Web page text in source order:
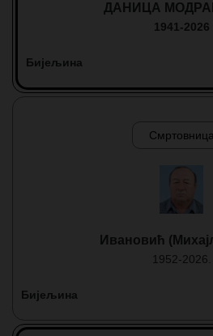
ДАНИЦА
1941-2026
Бијељина
Смртовница
Ивановић
1952-2026.
Бијељина